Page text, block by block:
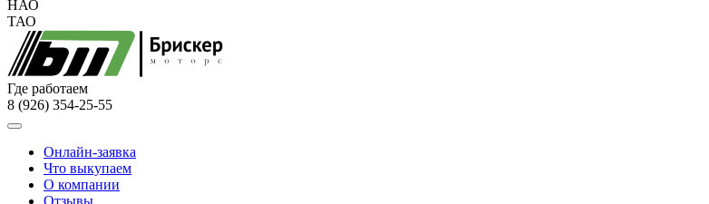
НАО
ТАО
Где работаем
8 (926) 354-25-55
Онлайн-заявка
Что выкупаем
О компании